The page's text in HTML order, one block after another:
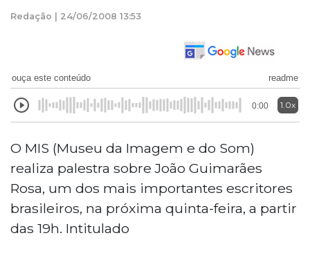
Redação | 24/06/2008 13:53
ouça este conteúdo readme
0:00 1.0x
O MIS (Museu da Imagem e do Som)
realiza palestra sobre João Guimarães
Rosa, um dos mais importantes escritores
brasileiros, na próxima quinta-feira, a partir
das 19h. Intitulado